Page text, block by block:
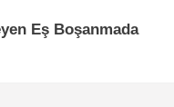
Eş Boşanmada